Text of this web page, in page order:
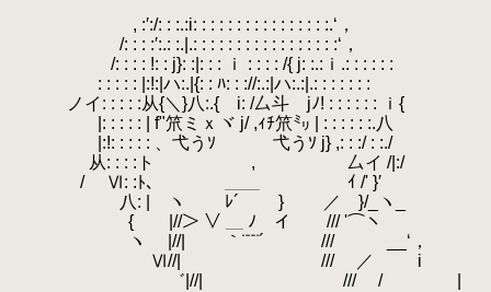
, :′:/: : :.:i: : : : : : : : : : : : : : : :.‘，
/: : : :′:.: :.|.: : : : : : : : : : : : : : : : :‘，
/: : : : !: : j}: :|: : : ｉ : : : : /{ j: :.:ｉ.: : : : : :
: : : : : |:!:|ハ:.|{: : ﾊ: : ://:.:|ハ:.:|.: : : : : : :
ノイ: : : : :从{＼}八:.{ i: /厶斗 jﾉ! : : : : : : ｉ{
|: : : : : | f"笊ミｘヾ j/ ,ｨﾁ笊㍉ | : : : : : :.八
|:!: : : : : 、弋うｿ 弋うｿ j} ,: : :/ : :./
从: : : :ト ゝ , 厶イ /|:/ あーもう！
/ Ⅵ: :ﾄ､ ＿＿ ｲ /' }′
八: | ヽ ﾚ´ } ／ }/_ヽ_ 撃つ寸前までト
{ |//＞ ∨ ＿ ﾉ イ /// '⌒ヽ
ヽ
|//| ｀¨¨¨´ /// __‘，
Ⅵ//| /// ／ i
゛|//| /// / |